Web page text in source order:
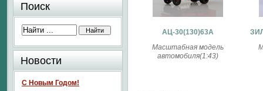
АЦ-30(130)63А
Масштабная модель
автомобиля(1:43)
Поиск
Новости
С Новым Годом!